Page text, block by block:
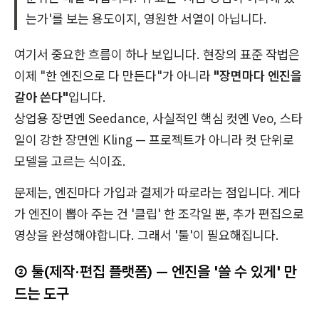
는가'를 보는 용도이지, 영원한 서열이 아닙니다.
여기서 중요한 흐름이 하나 보입니다. 현장의 표준 작법은
이제 "한 엔진으로 다 만든다"가 아니라 "장면마다 엔진을
갈아 쓴다"입니다.
상업용 장면엔 Seedance, 사실적인 핵심 컷엔 Veo, 스타
일이 강한 장면엔 Kling — 프로젝트가 아니라 컷 단위로
모델을 고르는 식이죠.
문제는, 엔진마다 가입과 결제가 따로라는 점입니다. 게다
가 엔진이 뽑아 주는 건 '클립' 한 조각일 뿐, 추가 편집으로
영상을 완성해야합니다. 그래서 '툴'이 필요해집니다.
② 툴(제작·편집 플랫폼) — 엔진을 '쓸 수 있게' 만
드는 도구